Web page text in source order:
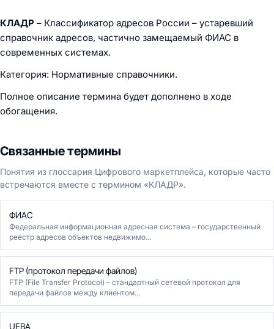
КЛАДР – Классификатор адресов России – устаревший
справочник адресов, частично замещаемый ФИАС в
современных системах.
Категория: Нормативные справочники.
Полное описание термина будет дополнено в ходе
обогащения.
Связанные термины
Понятия из глоссария Цифрового маркетплейса, которые часто
встречаются вместе с термином «КЛАДР».
ФИАС
Федеральная информационная адресная система – государственный
реестр адресов объектов недвижимо...
FTP (протокол передачи файлов)
FTP (File Transfer Protocol) – стандартный сетевой протокол для
передачи файлов между клиентом...
UEBA